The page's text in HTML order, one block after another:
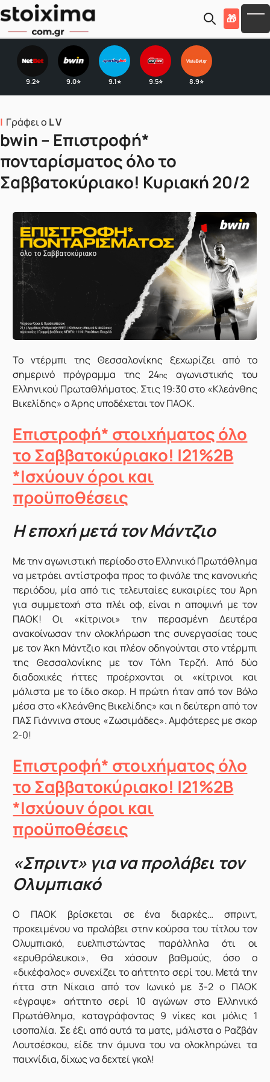
Skip to main content
🎁
9.2⭐ 9.0⭐ 9.1⭐ 9.5⭐ 8.9⭐
Γράφει ο L V
bwin – Επιστροφή*
πονταρίσματος όλο το
Σαββατοκύριακο! Κυριακή 20/2
Το ντέρμπι της Θεσσαλονίκης ξεχωρίζει από το
σημερινό πρόγραμμα της 24ης
αγωνιστικής του
Ελληνικού Πρωταθλήματος. Στις 19:30 στο «Κλεάνθης
Βικελίδης» ο Άρης υποδέχεται τον ΠΑΟΚ.
Επιστροφή* στοιχήματος όλο
το Σαββατοκύριακο! |21%2B
*Ισχύουν όροι και
προϋποθέσεις
Η εποχή μετά τον Μάντζιο
Με την αγωνιστική περίοδο στο Ελληνικό Πρωτάθλημα
να μετράει αντίστροφα προς το φινάλε της κανονικής
περιόδου, μία από τις τελευταίες ευκαιρίες του Άρη
για συμμετοχή στα πλέι οφ, είναι η αποψινή με τον
ΠΑΟΚ! Οι «κίτρινοι» την περασμένη Δευτέρα
ανακοίνωσαν την ολοκλήρωση της συνεργασίας τους
με τον Άκη Μάντζιο και πλέον οδηγούνται στο ντέρμπι
της Θεσσαλονίκης με τον Τόλη Τερζή. Από δύο
διαδοχικές ήττες προέρχονται οι «κίτρινοι και
μάλιστα με το ίδιο σκορ. Η πρώτη ήταν από τον Βόλο
μέσα στο «Κλεάνθης Βικελίδης» και η δεύτερη από τον
ΠΑΣ Γιάννινα στους «Ζωσιμάδες». Αμφότερες με σκορ
2-0!
Επιστροφή* στοιχήματος όλο
το Σαββατοκύριακο! |21%2B
*Ισχύουν όροι και
προϋποθέσεις
«Σπριντ» για να προλάβει τον
Ολυμπιακό
Ο ΠΑΟΚ βρίσκεται σε ένα διαρκές… σπριντ,
προκειμένου να προλάβει στην κούρσα του τίτλου τον
Ολυμπιακό, ευελπιστώντας παράλληλα ότι οι
«ερυθρόλευκοι», θα χάσουν βαθμούς, όσο ο
«δικέφαλος» συνεχίζει το αήττητο σερί του. Μετά την
ήττα στη Νίκαια από τον Ιωνικό με 3-2 ο ΠΑΟΚ
«έγραψε» αήττητο σερί 10 αγώνων στο Ελληνικό
Πρωτάθλημα, καταγράφοντας 9 νίκες και μόλις 1
ισοπαλία. Σε έξι από αυτά τα ματς, μάλιστα ο Ραζβάν
Λουτσέσκου, είδε την άμυνα του να ολοκληρώνει τα
παιχνίδια, δίχως να δεχτεί γκολ!